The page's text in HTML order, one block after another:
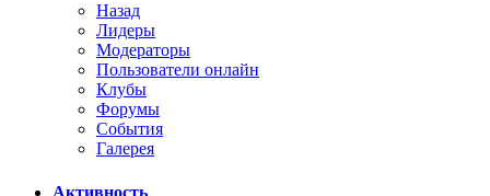
Назад
Лидеры
Модераторы
Пользователи онлайн
Клубы
Форумы
События
Галерея
Активность